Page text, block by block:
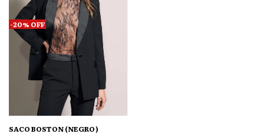
-20% OFF
SACO BOSTON (NEGRO)